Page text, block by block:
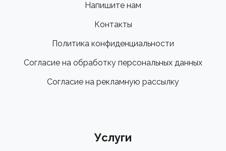
Напишите нам
Контакты
Политика конфиденциальности
Согласие на обработку персональных данных
Согласие на рекламную рассылку
Услуги